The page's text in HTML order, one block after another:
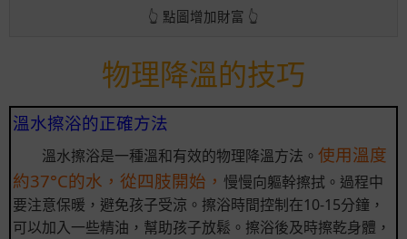
👆 點圖增加財富 👆
物理降溫的技巧
溫水擦浴的正確方法
溫水擦浴是一種溫和有效的物理降溫方法。 使用溫度
約37°C的水，從四肢開始， 慢慢向軀幹擦拭。過程中
要注意保暖，避免孩子受涼。擦浴時間控制在10-15分鐘，
可以加入一些精油，幫助孩子放鬆。擦浴後及時擦乾身體，